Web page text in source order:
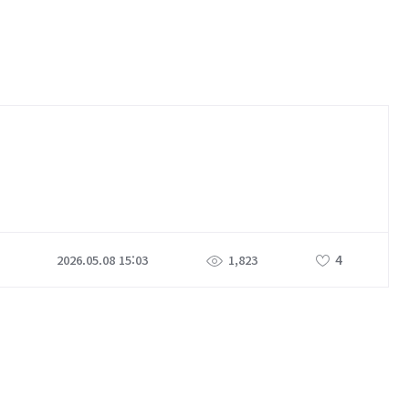
2026.05.08 15:03 1,823 4